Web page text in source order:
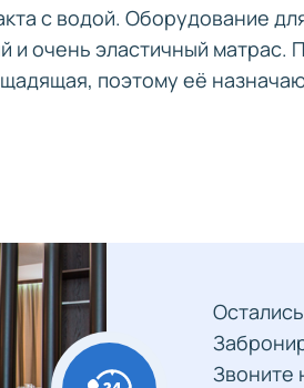
с водой. Оборудование
и очень эластичный
поэтому её
Звоните